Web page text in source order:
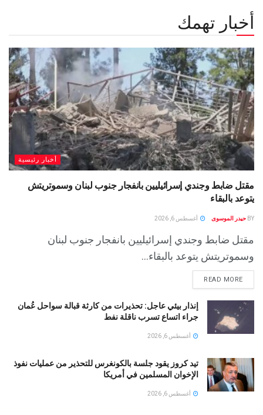
أخبار تهمك
أخبار رئيسية
مقتل ضابط وجندي إسرائيليين بانفجار جنوب لبنان وسموتريتش
يتوعد بالبقاء
BY حيدر الموسوى أغسطس 6, 2026
مقتل ضابط وجندي إسرائيليين بانفجار جنوب لبنان
وسموتريتش يتوعد بالبقاء...
READ MORE
إنذار بيئي عاجل: تحذيرات من كارثة قبالة سواحل عُمان
جراء اتساع تسرب ناقلة نفط
أغسطس 6, 2026
تيد كروز يقود جلسة بالكونغرس للتحذير من عمليات نفوذ
الإخوان المسلمين في أمريكا
أغسطس 6, 2026